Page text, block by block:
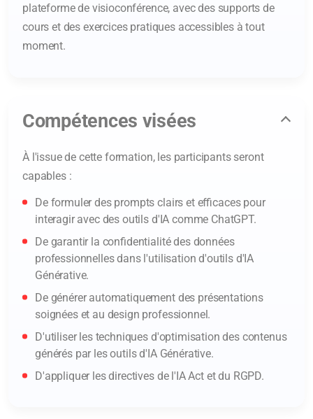
plateforme de visioconférence, avec des supports de
cours et des exercices pratiques accessibles à tout
moment.
Compétences visées
À l'issue de cette formation, les participants seront
capables :
De formuler des prompts clairs et efficaces pour
interagir avec des outils d'IA comme ChatGPT.
De garantir la confidentialité des données
professionnelles dans l'utilisation d'outils d'IA
Générative.
De générer automatiquement des présentations
soignées et au design professionnel.
D'utiliser les techniques d'optimisation des contenus
générés par les outils d'IA Générative.
D'appliquer les directives de l'IA Act et du RGPD.